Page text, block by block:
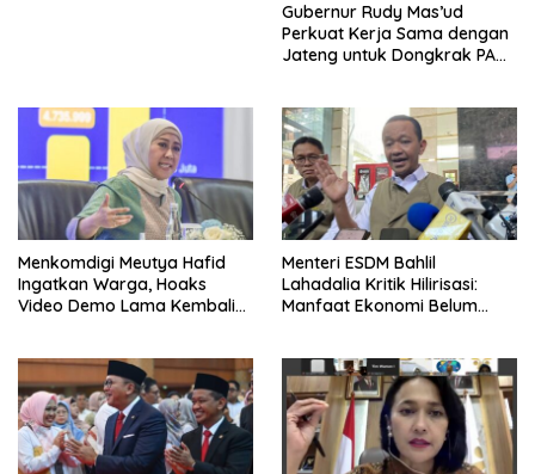
Gubernur Rudy Mas’ud
Perkuat Kerja Sama dengan
Jateng untuk Dongkrak PAD
Menkomdigi Meutya Hafid
Ingatkan Warga, Hoaks
Video Demo Lama Kembali
Menteri ESDM Bahlil
Lahadalia Kritik Hilirisasi:
Manfaat Ekonomi Belum